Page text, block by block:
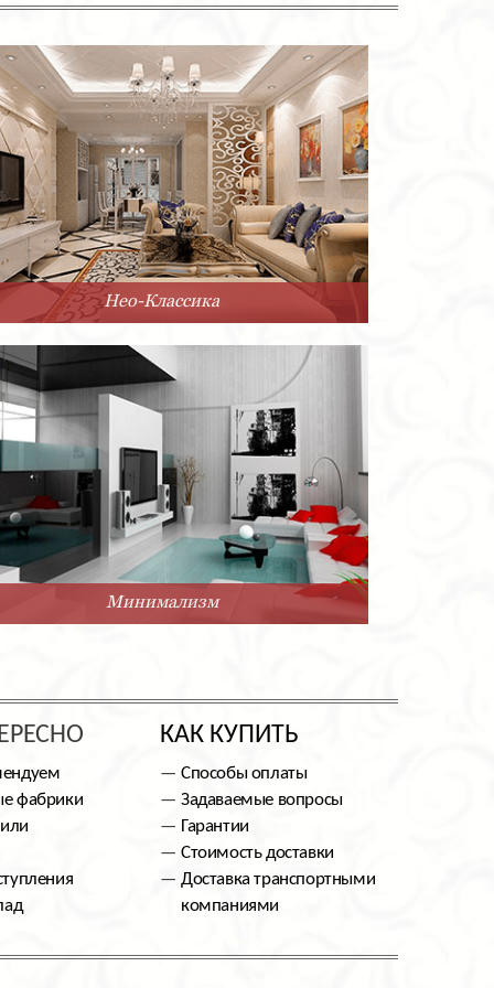
Нео-Классика
Минимализм
фабрики
КАК КУПИТЬ
Способы оплаты
Задаваемые вопросы
Гарантии
Стоимость доставки
Доставка транспортными
компаниями